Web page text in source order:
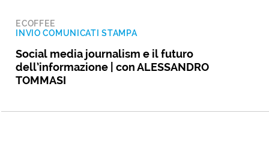
ECOFFEE
INVIO COMUNICATI STAMPA
Social media journalism e il futuro
dell’informazione | con ALESSANDRO
TOMMASI